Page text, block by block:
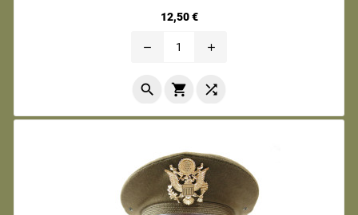
12,50 €Prix
remove add
  